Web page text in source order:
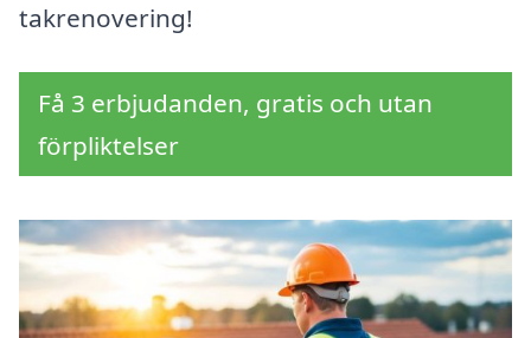
takrenovering!
Få 3 erbjudanden, gratis och utan
förpliktelser